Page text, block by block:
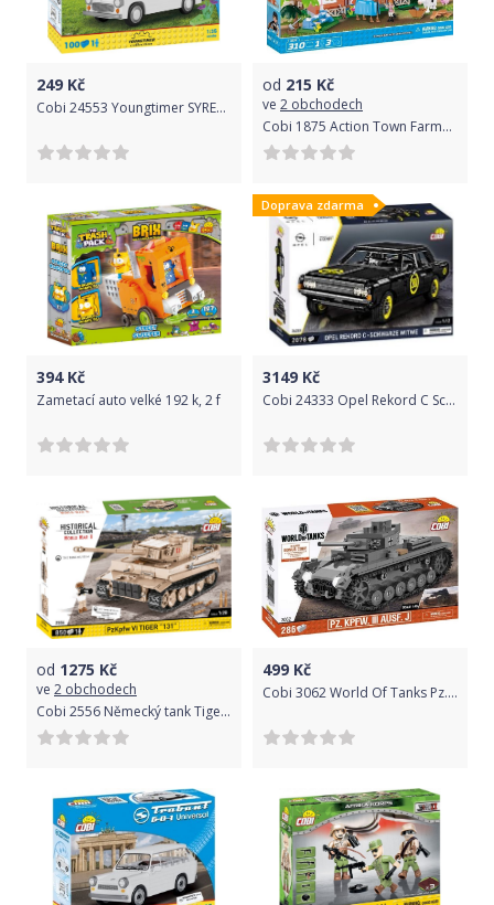
249 Kč
Cobi 24553 Youngtimer SYRENKA 104, 1:35, 100 k, 1f
od 215 Kč
ve 2 obchodech
Cobi 1875 Action Town Farma 310 kostek
394Kč
Zametací auto velké 192 k, 2 f
Doprava zdarma
3149 Kč
Cobi 24333 Opel Rekord C Schwarze Witwe, 1:12, 2078 k
od 1275 Kč
ve 2 obchodech
Cobi 2556 Německý tank Tiger 131 Sd.Kfz. 181 Panzerkampfwagen VI Ausf. E
499 Kč
Cobi 3062 World Of Tanks Pz. Kpfw. III Ausf. J, 1:48, 286 k